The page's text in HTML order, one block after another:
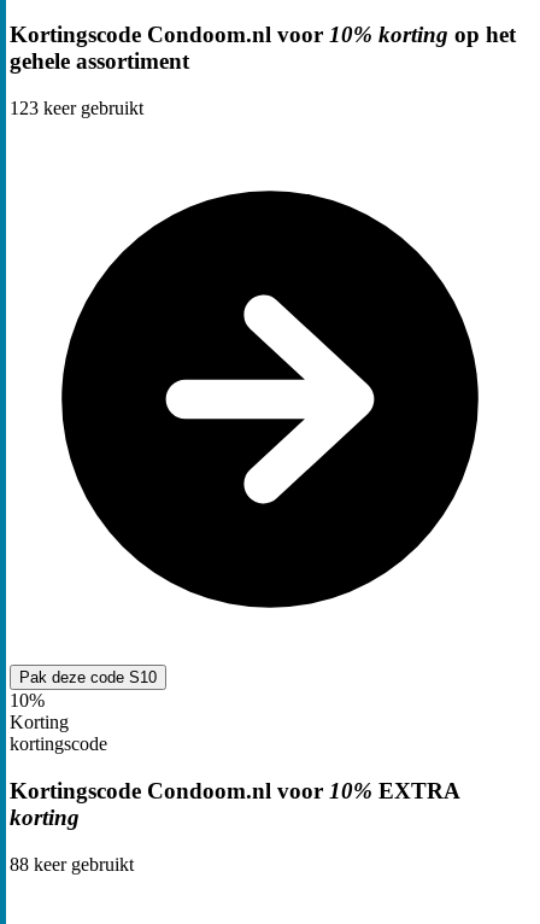
Kortingscode Condoom.nl voor 10% korting op het
gehele assortiment
123 keer gebruikt
Pak deze code S10
10%
Korting
kortingscode
Kortingscode Condoom.nl voor 10% EXTRA
korting
88 keer gebruikt